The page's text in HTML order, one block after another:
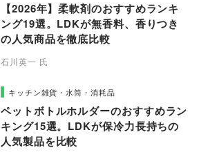
【2026年】柔軟剤のおすすめランキ
ング19選。LDKが無香料、香りつき
の人気商品を徹底比較
石川英一 氏
キッチン雑貨・水筒・消耗品
ペットボトルホルダーのおすすめラン
キング15選。LDKが保冷力長持ちの
人気製品を比較